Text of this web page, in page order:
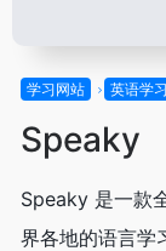
学习网站 英语学习
Speaky
Speaky 是一款
界各地的语言学